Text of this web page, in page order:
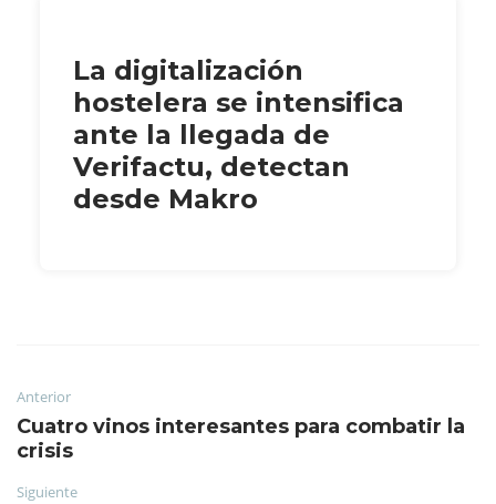
La digitalización
hostelera se intensifica
ante la llegada de
Verifactu, detectan
desde Makro
Anterior
Cuatro vinos interesantes para combatir la
crisis
Siguiente